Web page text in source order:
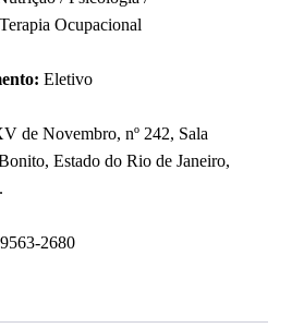
Ocupacional
Eletivo
de Novembro, nº 242, Sala
Estado do Rio de Janeiro,
2680